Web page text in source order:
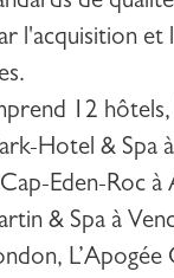
l'acquisition et
12 hôtels,
Hotel & Spa
Eden-Roc à
& Spa à
, L’Apogée